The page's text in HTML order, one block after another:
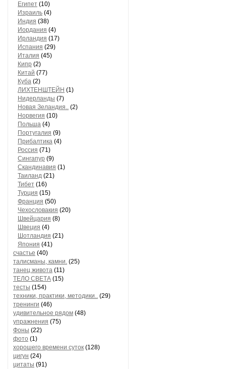
Египет (10)
Израиль (4)
Индия (38)
Иордания (4)
Ирландия (17)
Испания (29)
Италия (45)
Кипр (2)
Китай (77)
Куба (2)
ЛИХТЕНШТЕЙН (1)
Нидерланды (7)
Новая Зеландия.. (2)
Норвегия (10)
Польша (4)
Португалия (9)
Прибалтика (4)
Россия (71)
Сингапур (9)
Скандинавия (1)
Таиланд (21)
Тибет (16)
Турция (15)
Франция (50)
Чехословакия (20)
Швейцария (8)
Швеция (4)
Шотландия (21)
Япония (41)
счастье (40)
талисманы, камни. (25)
танец живота (11)
ТЕЛО СВЕТА (15)
тесты (154)
техники, практики, методики.. (29)
тренинги (46)
удивительное рядом (48)
упражнения (75)
Фоны (22)
фото (1)
хорошего времени суток (128)
цигун (24)
цитаты (91)